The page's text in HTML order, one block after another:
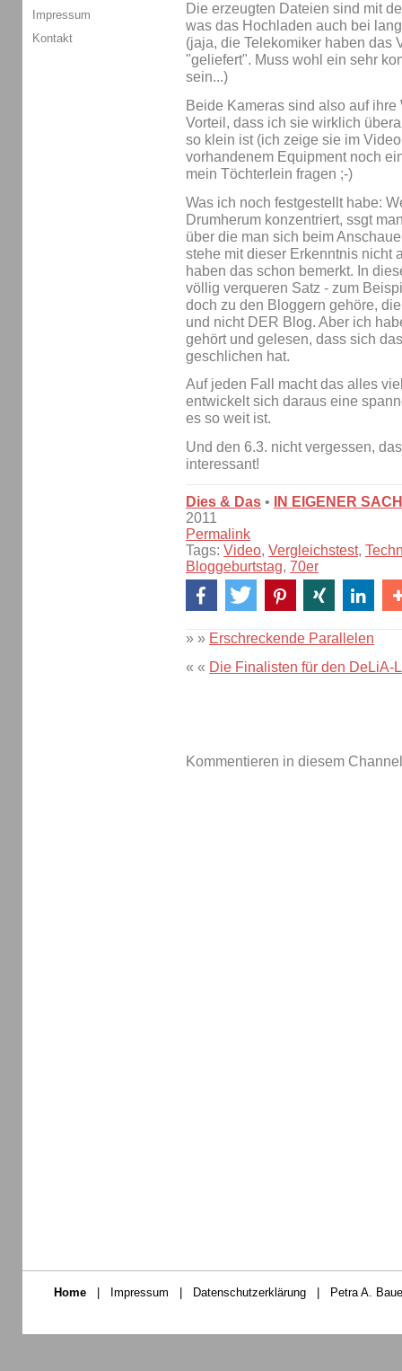
Die erzeugten Dateien sind mit
was das Hochladen auch bei
(jaja, die Telekomiker haben das
"geliefert". Muss wohl ein sehr
sein...)
Beide Kameras sind also auf
Vorteil, dass ich sie wirklich
so klein ist (ich zeige sie im
vorhandenem Equipment noch
mein Töchterlein fragen ;-)
Was ich noch festgestellt habe:
Drumherum konzentriert, ssgt
über die man sich beim
stehe mit dieser Erkenntnis nicht
haben das schon bemerkt. In
völlig verqueren Satz - zum
doch zu den Bloggern gehöre,
und nicht DER Blog. Aber ich
gehört und gelesen, dass sich
geschlichen hat.
Auf jeden Fall macht das alles
entwickelt sich daraus eine
es so weit ist.
Und den 6.3. nicht vergessen,
interessant!
Dies & Das •
IN EIGENER
2011
Permalink
Tags: Video, Vergleichstest,
Bloggeburtstag, 70er
» » Erschreckende Parallelen
« « Die Finalisten für den DeLiA-
Kommentieren in diesem
Impressum
Kontakt
Home Impressum Datenschutzerklärung Petra A.